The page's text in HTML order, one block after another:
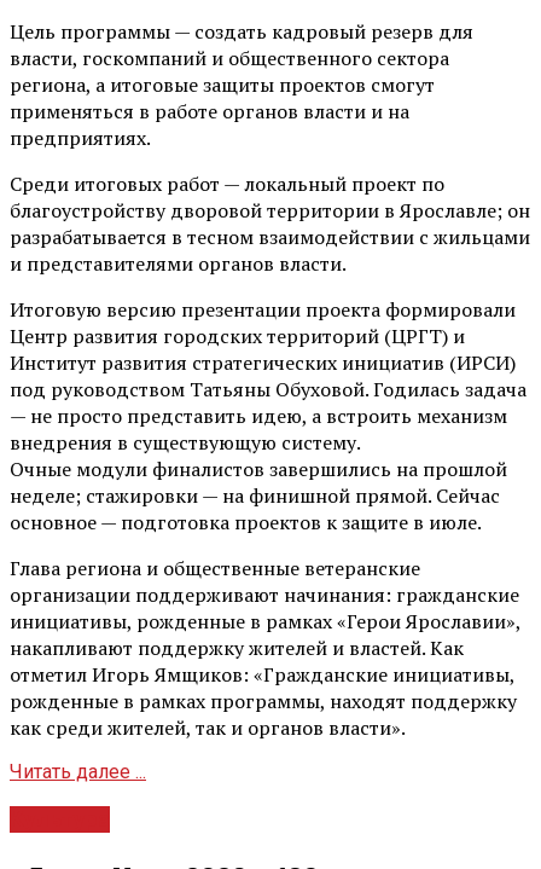
Цель программы — создать кадровый резерв для
власти, госкомпаний и общественного сектора
региона, а итоговые защиты проектов смогут
применяться в работе органов власти и на
предприятиях.
Среди итоговых работ — локальный проект по
благоустройству дворовой территории в Ярославле; он
разрабатывается в тесном взаимодействии с жильцами
и представителями органов власти.
Итоговую версию презентации проекта формировали
Центр развития городских территорий (ЦРГТ) и
Институт развития стратегических инициатив (ИРСИ)
под руководством Татьяны Обуховой. Годилась задача
— не просто представить идею, а встроить механизм
внедрения в существующую систему.
Очные модули финалистов завершились на прошлой
неделе; стажировки — на финишной прямой. Сейчас
основное — подготовка проектов к защите в июле.
Глава региона и общественные ветеранские
организации поддерживают начинания: гражданские
инициативы, рожденные в рамках «Герои Ярославии»,
накапливают поддержку жителей и властей. Как
отметил Игорь Ямщиков: «Гражданские инициативы,
рожденные в рамках программы, находят поддержку
как среди жителей, так и органов власти».
Читать далее ...